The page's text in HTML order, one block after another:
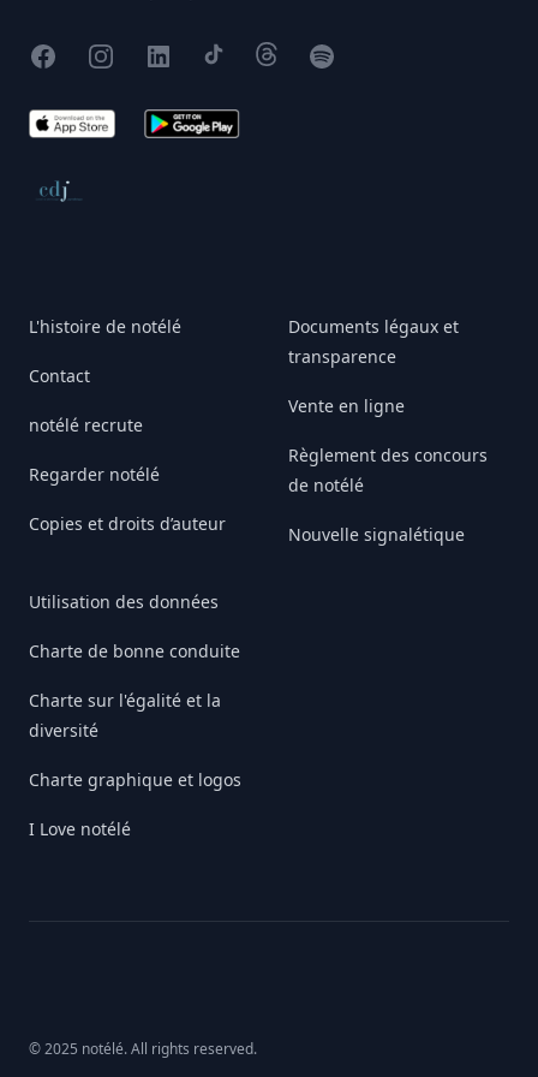
FacebookInstagram
X TikTokThreadsSpotify
App Store Google Play
Conseil de déontologie journalistique
L'histoire de notélé
Contact
notélé recrute
Regarder notélé
Copies et droits d’auteur
Utilisation des données
Charte de bonne conduite
Charte sur l'égalité et la
diversité
Charte graphique et logos
I Love notélé
Documents légaux et
transparence
Vente en ligne
Règlement des concours
de notélé
Nouvelle signalétique
© 2025 notélé. All rights reserved.